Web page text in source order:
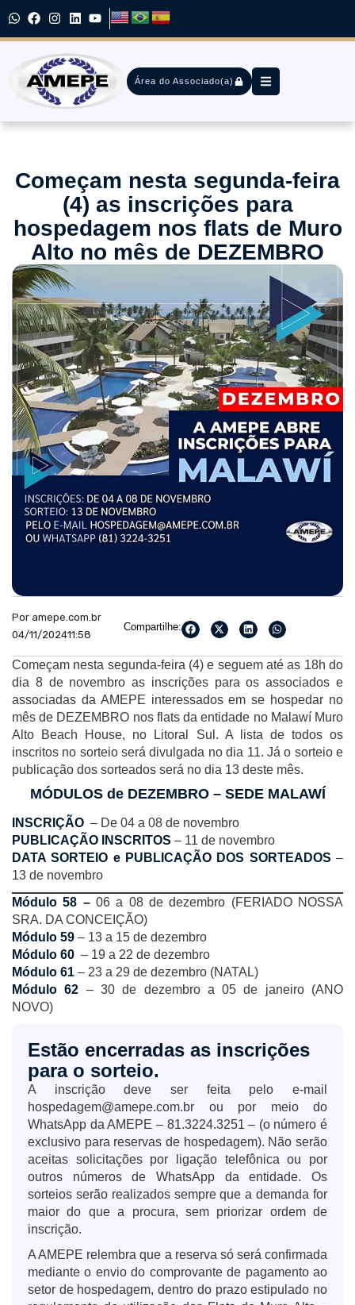
Área do Associado(a)
Começam nesta segunda-feira
(4) as inscrições para
hospedagem nos flats de Muro
Alto no mês de DEZEMBRO
Por amepe.com.br
04/11/202411:58
Compartilhe:
Começam nesta segunda-feira (4) e seguem até as 18h do
dia 8 de novembro as inscrições para os associados e
associadas da AMEPE interessados em se hospedar no
mês de DEZEMBRO nos flats da entidade no Malawí Muro
Alto Beach House, no Litoral Sul. A lista de todos os
inscritos no sorteio será divulgada no dia 11. Já o sorteio e
publicação dos sorteados será no dia 13 deste mês.
MÓDULOS de DEZEMBRO – SEDE MALAWÍ
INSCRIÇÃO – De 04 a 08 de novembro
PUBLICAÇÃO INSCRITOS – 11 de novembro
DATA SORTEIO e PUBLICAÇÃO DOS SORTEADOS –
13 de novembro
Módulo 58 –06 a 08 de dezembro (FERIADO NOSSA
SRA. DA CONCEIÇÃO)
Módulo 59 – 13 a 15 de dezembro
Módulo 60 – 19 a 22 de dezembro
Módulo 61 – 23 a 29 de dezembro (NATAL)
Módulo 62 – 30 de dezembro a 05 de janeiro (ANO
NOVO)
Estão encerradas as inscrições
para o sorteio.
A inscrição deve ser feita pelo e-mail
hospedagem@amepe.com.br ou por meio do
WhatsApp da AMEPE – 81.3224.3251 – (o número é
exclusivo para reservas de hospedagem). Não serão
aceitas solicitações por ligação telefônica ou por
outros números de WhatsApp da entidade. Os
sorteios serão realizados sempre que a demanda for
maior do que a procura, sem priorizar ordem de
inscrição.
A AMEPE relembra que a reserva só será confirmada
mediante o envio do comprovante de pagamento ao
setor de hospedagem, dentro do prazo estipulado no